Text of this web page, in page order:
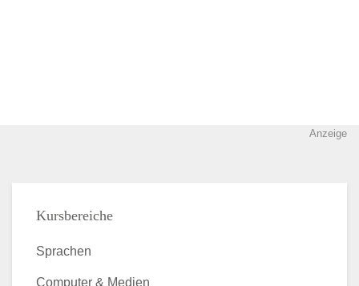
Anzeige
Kursbereiche
Sprachen
Computer & Medien